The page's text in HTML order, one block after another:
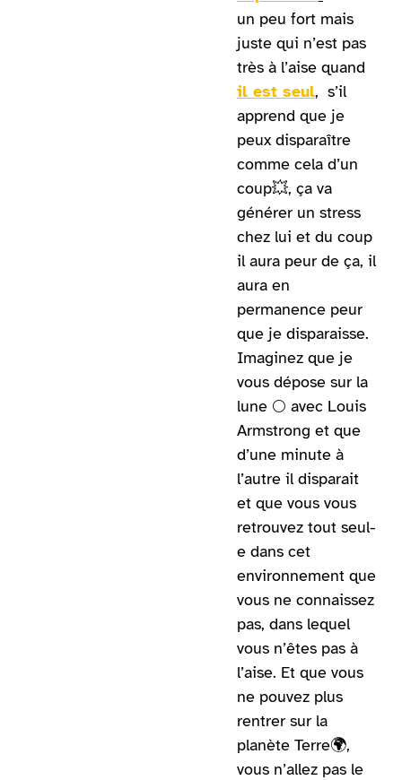
un peu fort mais
juste qui n’est pas
très à l’aise quand
il est seul, s’il
apprend que je
peux disparaître
comme cela d’un
coup💥, ça va
générer un stress
chez lui et du coup
il aura peur de ça, il
aura en
permanence peur
que je disparaisse.
Imaginez que je
vous dépose sur la
lune 🌕 avec Louis
Armstrong et que
d’une minute à
l’autre il disparait
et que vous vous
retrouvez tout seul-
e dans cet
environnement que
vous ne connaissez
pas, dans lequel
vous n’êtes pas à
l’aise. Et que vous
ne pouvez plus
rentrer sur la
planète Terre🌍,
vous n’allez pas le